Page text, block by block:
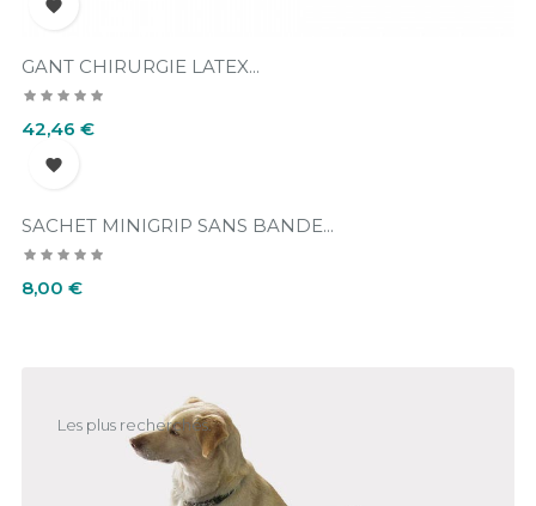

GANT CHIRURGIE LATEX...
Prix
42,46 €

SACHET MINIGRIP SANS BANDE...
Prix
8,00 €
Les plus recherchés.